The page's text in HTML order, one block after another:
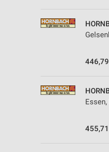
Messung der Performance
Analyse von Zielgruppen
Entwicklung und
Verwendung reduzierter